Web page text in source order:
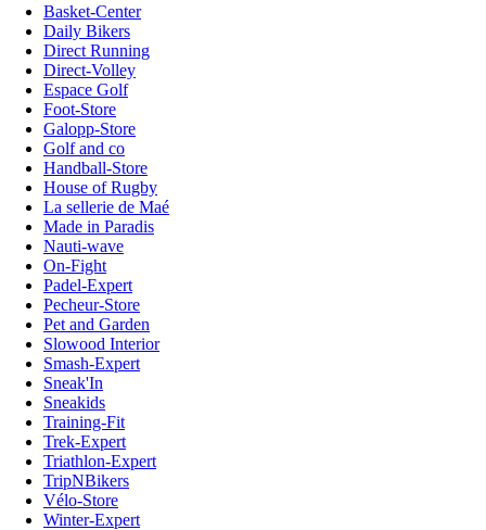
Basket-Center
Daily Bikers
Direct Running
Direct-Volley
Espace Golf
Foot-Store
Galopp-Store
Golf and co
Handball-Store
House of Rugby
La sellerie de Maé
Made in Paradis
Nauti-wave
On-Fight
Padel-Expert
Pecheur-Store
Pet and Garden
Slowood Interior
Smash-Expert
Sneak'In
Sneakids
Training-Fit
Trek-Expert
Triathlon-Expert
TripNBikers
Vélo-Store
Winter-Expert